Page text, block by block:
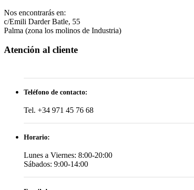
Nos encontrarás en:
c/Emili Darder Batle, 55
Palma (zona los molinos de Industria)
Atención al cliente
Teléfono de contacto:
Tel. +34 971 45 76 68
Horario:
Lunes a Viernes: 8:00-20:00
Sábados: 9:00-14:00